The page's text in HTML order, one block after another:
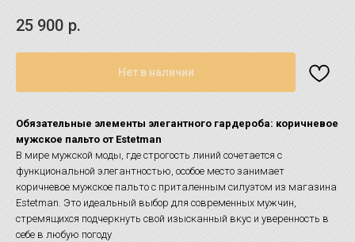
25 900 р.
Нет в наличии
Обязательные элементы элегантного гардероба: коричневое
мужское пальто от Estetman
В мире мужской моды, где строгость линий сочетается с
функциональной элегантностью, особое место занимает
коричневое мужское пальто с приталенным силуэтом из магазина
Estetman. Это идеальный выбор для современных мужчин,
стремящихся подчеркнуть свой изысканный вкус и уверенность в
себе в любую погоду